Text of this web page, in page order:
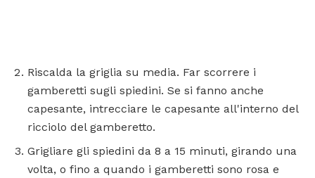
Riscalda la griglia su media. Far scorrere i
gamberetti sugli spiedini. Se si fanno anche
capesante, intrecciare le capesante all'interno del
ricciolo del gamberetto.
Grigliare gli spiedini da 8 a 15 minuti, girando una
volta, o fino a quando i gamberetti sono rosa e